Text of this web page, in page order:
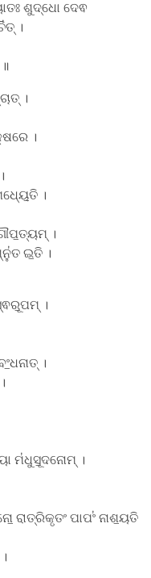
ଶୁଦ୍ଧୋ ଦେଵ
।
।
।
।
।
ଇ॒ତି ।
।
।
ମ॑ଧୁସୂ॒ଦନୋମ୍ ।
ରାତ୍ରିକୃତଂ ପାପଂ॑ ନାଶ॒ୟତି